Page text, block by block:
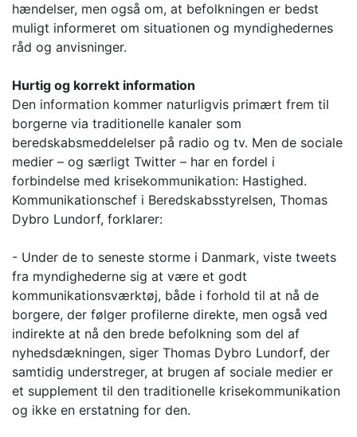
hændelser, men også om, at befolkningen er bedst
muligt informeret om situationen og myndighedernes
råd og anvisninger.
Hurtig og korrekt information
Den information kommer naturligvis primært frem til
borgerne via traditionelle kanaler som
beredskabsmeddelelser på radio og tv. Men de sociale
medier – og særligt Twitter – har en fordel i
forbindelse med krisekommunikation: Hastighed.
Kommunikationschef i Beredskabsstyrelsen, Thomas
Dybro Lundorf, forklarer:
- Under de to seneste storme i Danmark, viste tweets
fra myndighederne sig at være et godt
kommunikationsværktøj, både i forhold til at nå de
borgere, der følger profilerne direkte, men også ved
indirekte at nå den brede befolkning som del af
nyhedsdækningen, siger Thomas Dybro Lundorf, der
samtidig understreger, at brugen af sociale medier er
et supplement til den traditionelle krisekommunikation
og ikke en erstatning for den.